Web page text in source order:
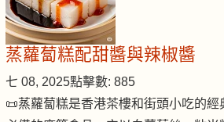
蒸蘿蔔糕配甜醬與辣椒醬
七 08, 2025點擊數: 885
📜蒸蘿蔔糕是香港茶樓和街頭小吃的